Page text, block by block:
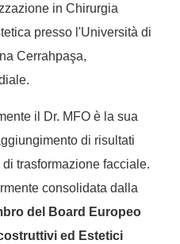
in Chirurgia
presso l'Università di
Cerrahpaşa,
il Dr. MFO è la sua
di risultati
trasformazione facciale.
consolidata dalla
del Board Europeo
ed Estetici